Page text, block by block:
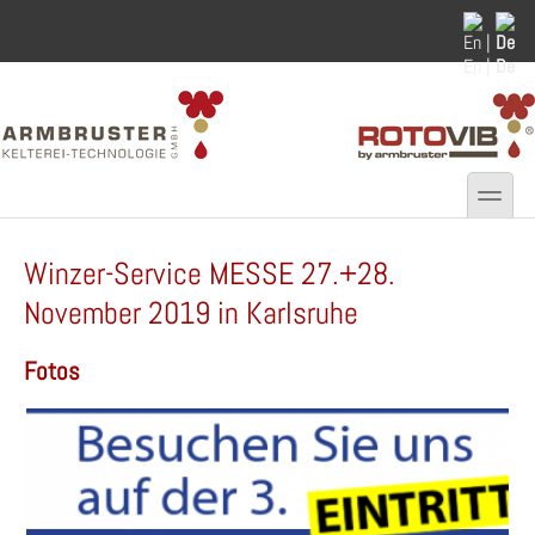
De
En |
toggle
Winzer-Service MESSE 27.+28.
November 2019 in Karlsruhe
Fotos